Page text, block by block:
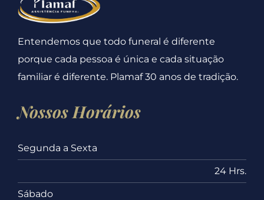
Entendemos que todo funeral é diferente
porque cada pessoa é única e cada situação
familiar é diferente. Plamaf 30 anos de tradição.
Nossos Horários
Segunda a Sexta
24 Hrs.
Sábado